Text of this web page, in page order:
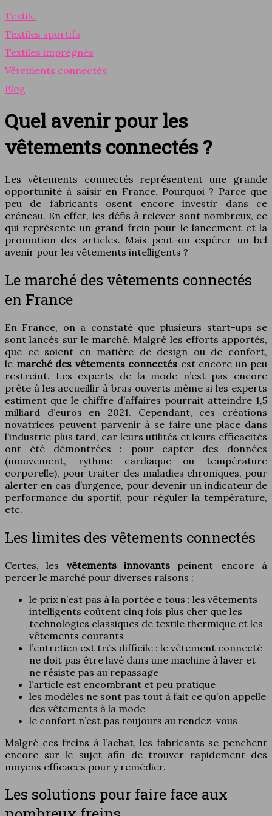
Textile
Textiles sportifs
Textiles imprégnés
Vêtements connectés
Blog
Quel avenir pour les
vêtements connectés ?
Les vêtements connectés représentent une grande
opportunité à saisir en France. Pourquoi ? Parce que
peu de fabricants osent encore investir dans ce
créneau. En effet, les défis à relever sont nombreux, ce
qui représente un grand frein pour le lancement et la
promotion des articles. Mais peut-on espérer un bel
avenir pour les vêtements intelligents ?
Le marché des vêtements connectés
en France
En France, on a constaté que plusieurs start-ups se
sont lancés sur le marché. Malgré les efforts apportés,
que ce soient en matière de design ou de confort,
le marché des vêtements connectés est encore un peu
restreint. Les experts de la mode n’est pas encore
prête à les accueillir à bras ouverts même si les experts
estiment que le chiffre d’affaires pourrait atteindre 1,5
milliard d’euros en 2021. Cependant, ces créations
novatrices peuvent parvenir à se faire une place dans
l’industrie plus tard, car leurs utilités et leurs efficacités
ont été démontrées : pour capter des données
(mouvement, rythme cardiaque ou température
corporelle), pour traiter des maladies chroniques, pour
alerter en cas d’urgence, pour devenir un indicateur de
performance du sportif, pour réguler la température,
etc.
Les limites des vêtements connectés
Certes, les vêtements innovants peinent encore à
percer le marché pour diverses raisons :
le prix n’est pas à la portée e tous : les vêtements
intelligents coûtent cinq fois plus cher que les
technologies classiques de textile thermique et les
vêtements courants
l’entretien est très difficile : le vêtement connecté
ne doit pas être lavé dans une machine à laver et
ne résiste pas au repassage
l’article est encombrant et peu pratique
les modèles ne sont pas tout à fait ce qu’on appelle
des vêtements à la mode
le confort n’est pas toujours au rendez-vous
Malgré ces freins à l’achat, les fabricants se penchent
encore sur le sujet afin de trouver rapidement des
moyens efficaces pour y remédier.
Les solutions pour faire face aux